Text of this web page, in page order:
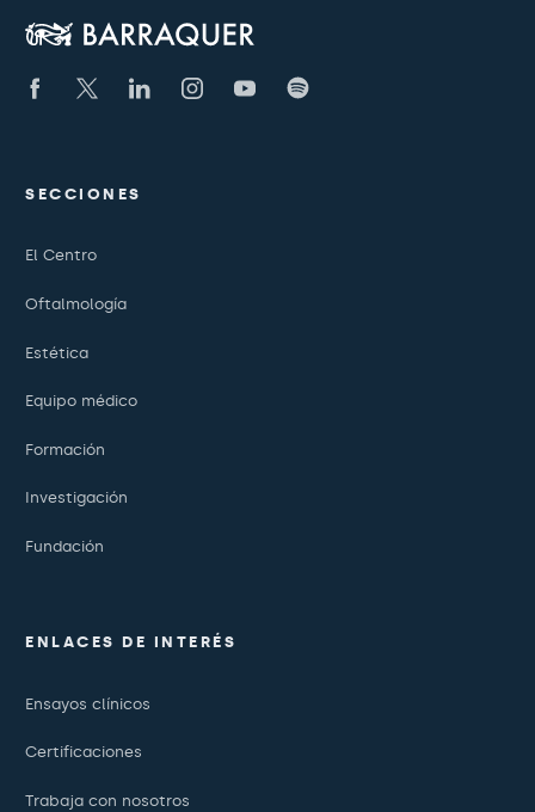
SECCIONES
El Centro
Oftalmología
Estética
Equipo médico
Formación
Investigación
Fundación
ENLACES DE INTERÉS
Ensayos clínicos
Certificaciones
Trabaja con nosotros